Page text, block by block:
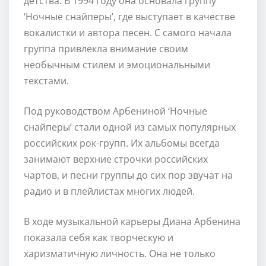
‘Ночные снайперы’, где выступает в качестве
вокалистки и автора песен. С самого начала
группа привлекла внимание своим
необычным стилем и эмоциональными
текстами.
Под руководством Арбениной ‘Ночные
снайперы’ стали одной из самых популярных
российских рок-групп. Их альбомы всегда
занимают верхние строчки российских
чартов, и песни группы до сих пор звучат на
радио и в плейлистах многих людей.
В ходе музыкальной карьеры Диана Арбенина
показала себя как творческую и
харизматичную личность. Она не только